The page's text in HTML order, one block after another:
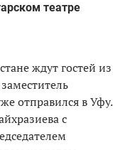
театре
ждут гостей из
отправился в Уфу.
с